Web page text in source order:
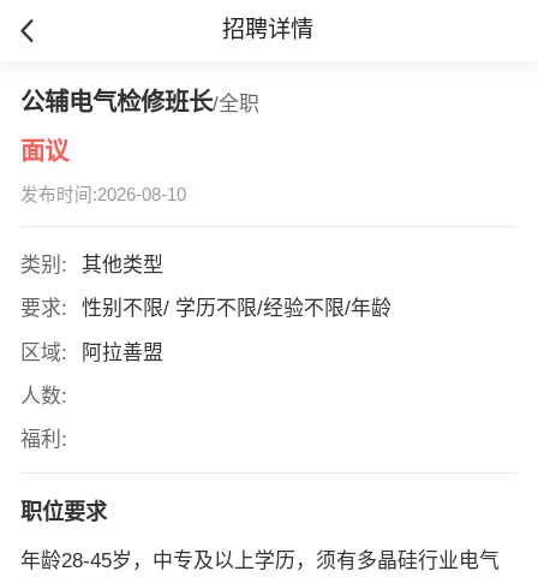
招聘详情
公辅电气检修班长/全职
面议
发布时间:2026-08-10
类别:
其他类型
要求:
性别不限/ 学历不限/经验不限/年龄
区域:
阿拉善盟
人数:
福利:
职位要求
年龄28-45岁，中专及以上学历，须有多晶硅行业电气